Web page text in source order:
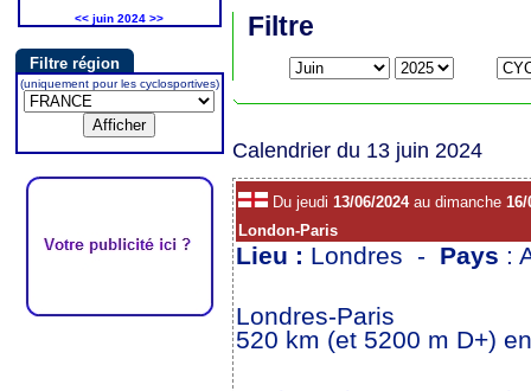
<< juin 2024 >>
Filtre région
(uniquement pour les cyclosportives)
Filtre
Calendrier du 13 juin 2024
Du jeudi 13/06/2024au dimanche 16/
London-Paris
Lieu : Londres - Pays :
Londres-Paris
520 km (et 5200 m D+)